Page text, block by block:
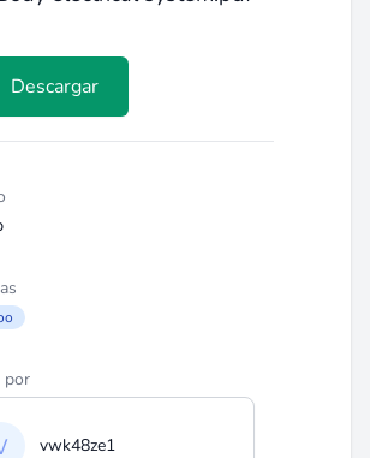
Descargar
por
vwk48ze1